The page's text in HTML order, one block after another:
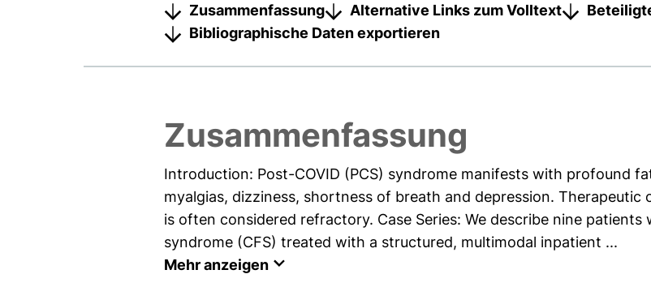
Zusammenfassung Alternative Links zum Volltext
Bibliographische Daten exportieren
Zusammenfassung
Introduction: Post-COVID (PCS) syndrome manifests with profound
myalgias, dizziness, shortness of breath and depression.
is often considered refractory. Case Series: We describe nine
syndrome (CFS) treated with a structured, multimodal inpatient ...
Mehr anzeigen